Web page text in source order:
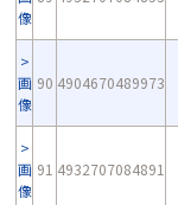
像
画
像
90 4904670489973
画
像
91 4932707084891